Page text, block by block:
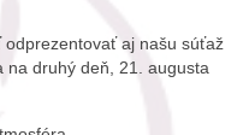
aj našu súťaž
na druhý deň, 21. augusta